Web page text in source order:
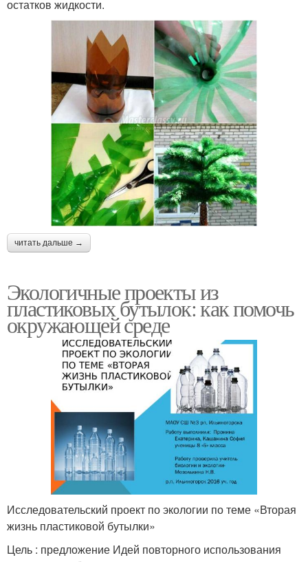
остатков жидкости.
читать дальше →
Экологичные проекты из
пластиковых бутылок: как помочь
окружающей среде
Исследовательский проект по экологии по теме «Вторая
жизнь пластиковой бутылки»
Цель : предложение Идей повторного использования